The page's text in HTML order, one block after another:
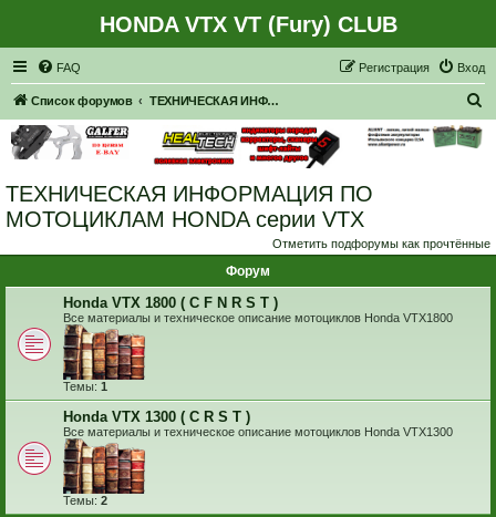
HONDA VTX VT (Fury) CLUB
FAQ Вход
Регистрация
Список форумов ТЕХНИЧЕСКАЯ ИНФОРМАЦИЯ ПО МОТОЦИКЛАМ HONDA серии VTX
ТЕХНИЧЕСКАЯ ИНФОРМАЦИЯ ПО
МОТОЦИКЛАМ HONDA серии VTX
Отметить подфорумы как прочтённые
Форум
Honda VTX 1800 ( C F N R S T )
Все материалы и техническое описание мотоциклов Honda VTX1800
Темы: 1
Honda VTX 1300 ( C R S T )
Все материалы и техническое описание мотоциклов Honda VTX1300
Темы: 2